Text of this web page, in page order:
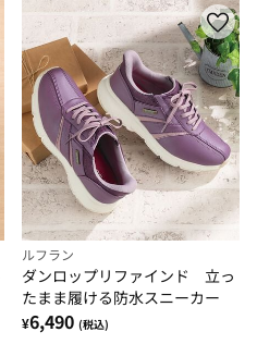
ルフラン
ダンロップリファインド 立っ
たまま履ける防水スニーカー
¥6,490 (税込)